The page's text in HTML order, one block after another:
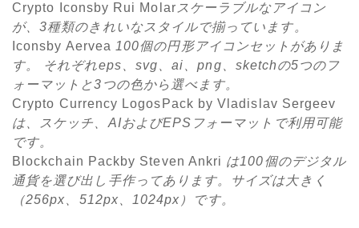
Crypto Iconsby Rui Molar スケーラブルなアイコン
が、3種類のきれいなスタイルで揃っています。
Iconsby Aervea 100個の円形アイコンセットがありま
す。
それぞれeps svg 、ai 、png sketchの5つのフ
ォーマットと3 つの色から選べます。
Crypto Currency LogosPack by Vladislav Sergeev
は、スケッチ、 AIおよびEPS フォーマットで利用可能
です。
Blockchain Packby Steven Ankri は100個のデジタル
通貨を選び出し手作ってあります。サイズは大きく
（256px 512px 1024px ）です。